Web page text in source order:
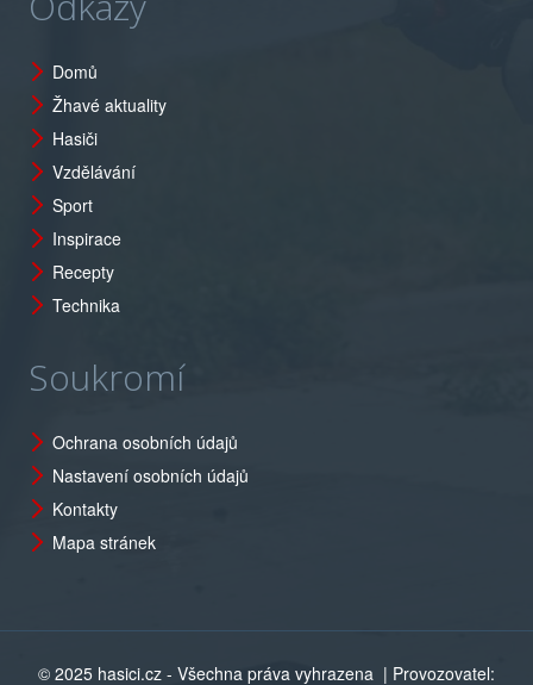
Domů
Žhavé aktuality
Hasiči
Vzdělávání
Sport
Inspirace
Recepty
Technika
Soukromí
Ochrana osobních údajů
Nastavení osobních údajů
Kontakty
Mapa stránek
© 2025 hasici.cz - Všechna práva vyhrazena | Provozovatel: